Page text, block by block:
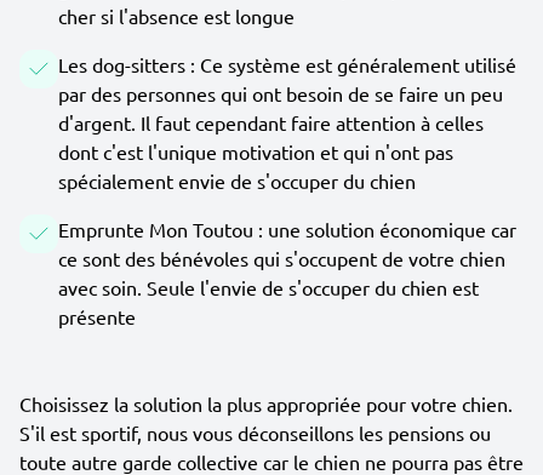
cher si l'absence est longue
Les dog-sitters : Ce système est généralement utilisé
par des personnes qui ont besoin de se faire un peu
d'argent. Il faut cependant faire attention à celles
dont c'est l'unique motivation et qui n'ont pas
spécialement envie de s'occuper du chien
Emprunte Mon Toutou : une solution économique car
ce sont des bénévoles qui s'occupent de votre chien
avec soin. Seule l'envie de s'occuper du chien est
présente
Choisissez la solution la plus appropriée pour votre chien.
S'il est sportif, nous vous déconseillons les pensions ou
toute autre garde collective car le chien ne pourra pas être